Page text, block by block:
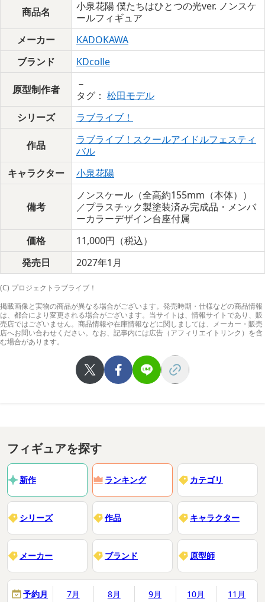
店舗別購入特典・連動特典
各ショップにて特別な店舗特典が用意されています。
・カドスト個別特典：ハート型缶バッジ
・あみあみ個別特典：ミニアクリルキャラクタープレート
（A6サイズ）
・ゲーマーズ個別特典：L判ブロマイド（※デザイン中）
・カドスト9人連動購入特典：アクリル背景ボード（※同一ア
カウントにてμ’sメンバー9人全員を購入した場合に付属）
商品名
小泉花陽 僕たちはひとつの光ver. ノンスケ
ールフィギュア
メーカー
KADOKAWA
ブランド
KDcolle
原型制作者
－
タグ： 松田モデル
シリーズ
ラブライブ！
作品
ラブライブ！スクールアイドルフェスティ
バル
キャラクター
小泉花陽
備考
ノンスケール（全高約155mm（本体））
／プラスチック製塗装済み完成品・メンバ
ーカラーデザイン台座付属
価格
11,000円（税込）
発売日
2027年1月
(C) プロジェクトラブライブ！
掲載画像と実物の商品が異なる場合がございます。発売時期・仕様などの商品情報
は、都合により変更される場合がございます。当サイトは、情報サイトであり、販
売店ではございません。商品情報や在庫情報などに関しましては、メーカー・販売
店へお問い合わせください。なお、記事内には広告（アフィリエイトリンク）を含
む場合があります。
フィギュアを探す
新作 ランキング カテゴリ
シリーズ 作品 キャラクター
メーカー ブランド 原型師
予約月 7月 8月 9月 10月 11月